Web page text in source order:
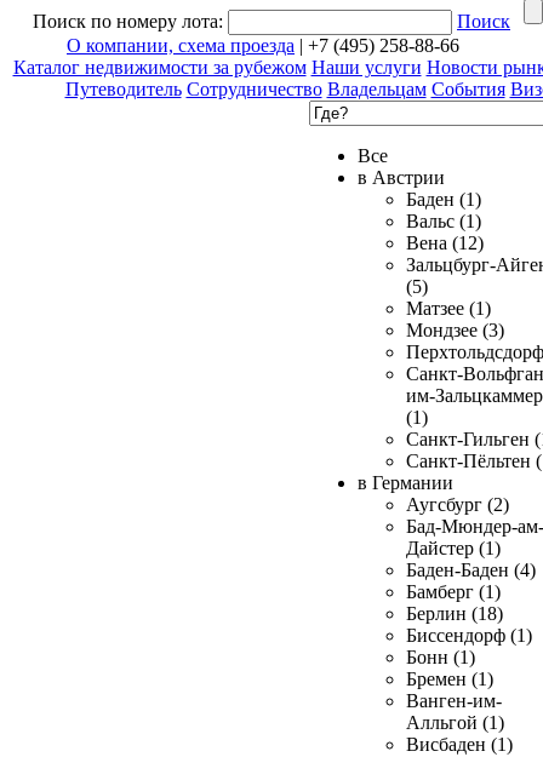
Поиск по номеру лота:
Поиск
О компании, схема проезда | +7 (495) 258-88-66
Каталог недвижимости за рубежом Наши услуги Новости
Путеводитель Сотрудничество Владельцам События
Все
в Австрии
Баден (1)
Вальс (1)
Вена (12)
Зальцбург-
(5)
Матзее (1)
Мондзее (3)
Санкт-
им-
(1)
Санкт-Гильген
Санкт-Пёльтен
в Германии
Аугсбург (2)
Бад-Мюндер-ам-
Дайстер (1)
Баден-Баден (4)
Бамберг (1)
Берлин (18)
Биссендорф (1)
Бонн (1)
Бремен (1)
Ванген-им-
Алльгой (1)
Висбаден (1)